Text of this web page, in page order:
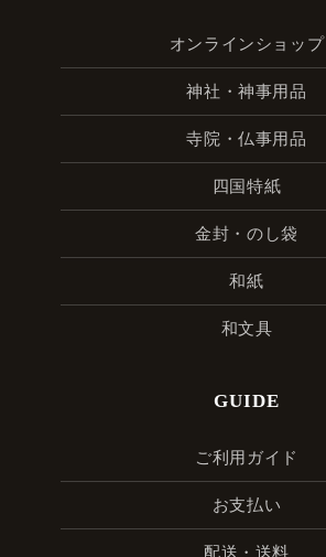
オンラインショップ
神社・神事用品
寺院・仏事用品
四国特紙
金封・のし袋
和紙
和文具
GUIDE
ご利用ガイド
お支払い
配送・送料